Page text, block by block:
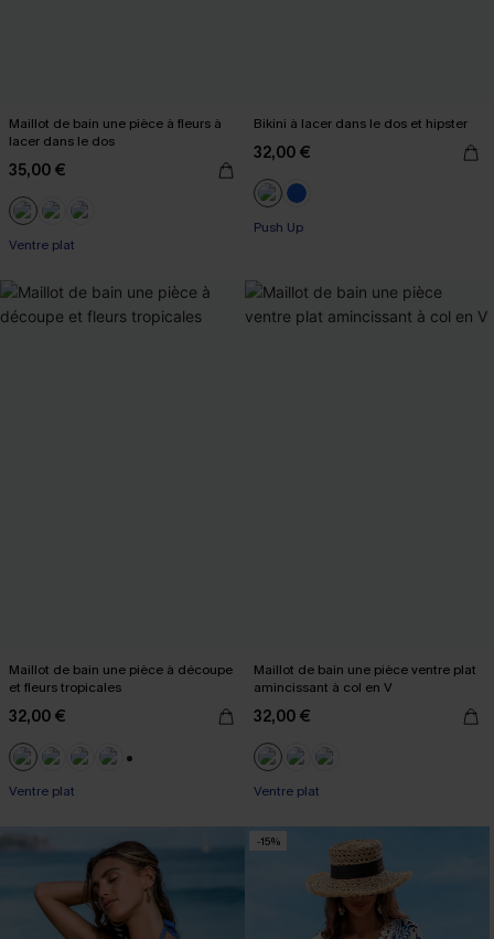
Maillot de bain une pièce à fleurs à
lacer dans le dos
35,00 €
Ventre plat
Bikini à lacer dans le dos et hipster
32,00 €
Push Up
Maillot de bain une pièce à découpe
et fleurs tropicales
32,00 €
Ventre plat
Maillot de bain une pièce ventre plat
amincissant à col en V
32,00 €
Ventre plat
-15%